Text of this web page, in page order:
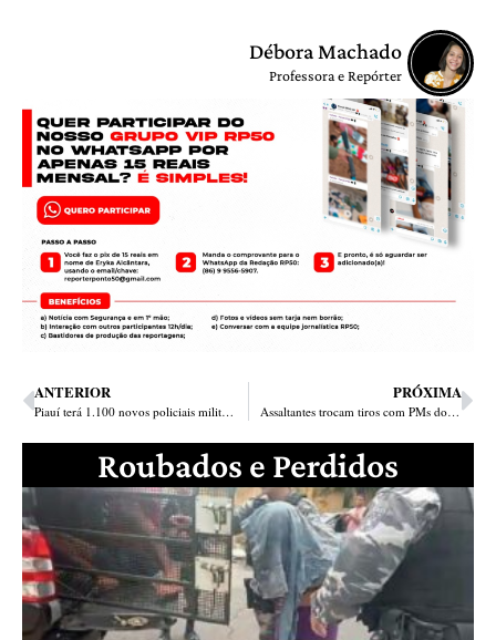
Débora Machado
Professora e Repórter
ANTERIOR
Piauí terá 1.100 novos policiais militares a partir de 23 de junho
PRÓXIMA
Assaltantes trocam tiros com PMs do BEPI e um “desce as cordas”
Roubados e Perdidos